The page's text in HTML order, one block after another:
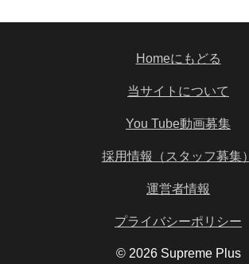
Homeにもどる
当サイトについて
You Tube動画募集
採用情報（スタッフ募集）
運営者情報
プライバシーポリシー
© 2026 Supreme Plus